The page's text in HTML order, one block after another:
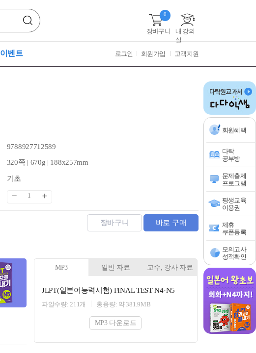
장바구니
0
내 강의
실
이벤트 로그인 회원가입 고객지원
회원혜택
다락
공부방
문제출제
프로그램
평생교육
이용권
제휴
쿠폰등록
모의고사
성적확인
9788927712589
320쪽 | 670g | 188x257mm
기초
장바구니 바로 구매
MP3 일반 자료 교수, 강사 자료
JLPT(일본어능력시험) FINAL TEST N4·N5
파일수량: 211개 총용량: 약 381.9MB
MP3 다운로드